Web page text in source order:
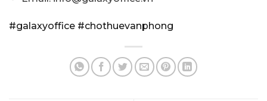
#galaxyoffice #chothuevanphong